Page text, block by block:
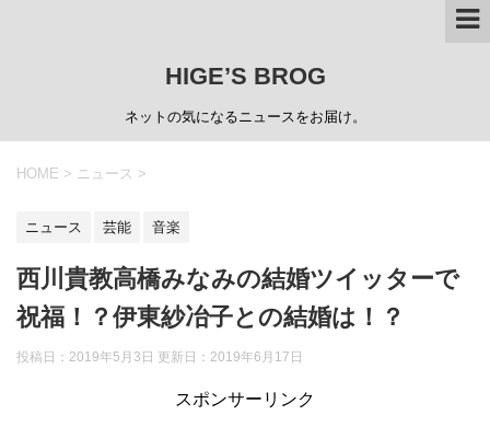
HIGE’S BROG
ネットの気になるニュースをお届け。
HOME > ニュース >
ニュース 芸能 音楽
西川貴教高橋みなみの結婚ツイッターで
祝福！？伊東紗冶子との結婚は！？
投稿日：2019年5月3日 更新日： 2019年6月17日
スポンサーリンク